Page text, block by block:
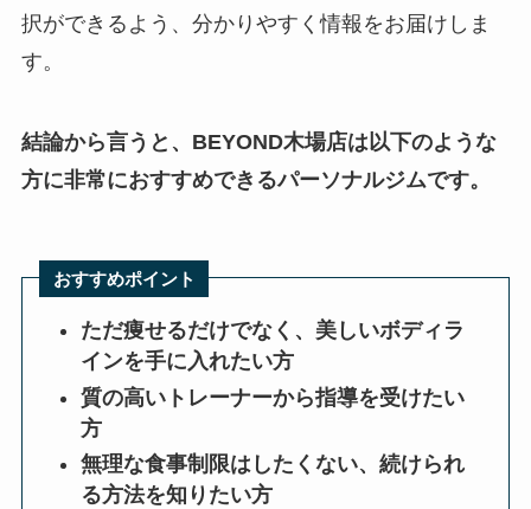
択ができるよう、分かりやすく情報をお届けしま
す。
結論から言うと、BEYOND木場店は以下のような
方に非常におすすめできるパーソナルジムです。
おすすめポイント
ただ痩せるだけでなく、美しいボディラ
インを手に入れたい方
質の高いトレーナーから指導を受けたい
方
無理な食事制限はしたくない、続けられ
る方法を知りたい方